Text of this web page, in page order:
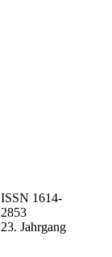
ISSN 1614-
2853
23. Jahrgang